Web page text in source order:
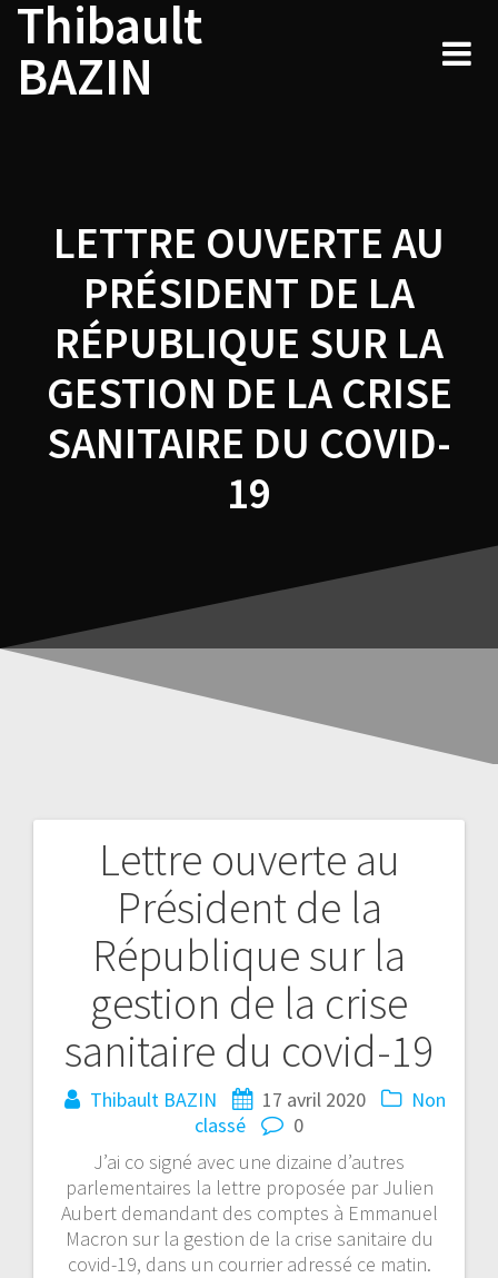
Skip
content
Thibault
BAZIN
LETTRE OUVERTE AU
PRÉSIDENT DE LA
RÉPUBLIQUE SUR LA
GESTION DE LA CRISE
SANITAIRE DU COVID-
19
Lettre ouverte au
Président de la
République sur la
gestion de la crise
sanitaire du covid-19
Thibault BAZIN 17 avril 2020
Non
classé
0
J’ai co signé avec une dizaine d’autres
parlementaires la lettre proposée par Julien
Aubert demandant des comptes à Emmanuel
Macron sur la gestion de la crise sanitaire du
covid-19, dans un courrier adressé ce matin.
Navigation
de